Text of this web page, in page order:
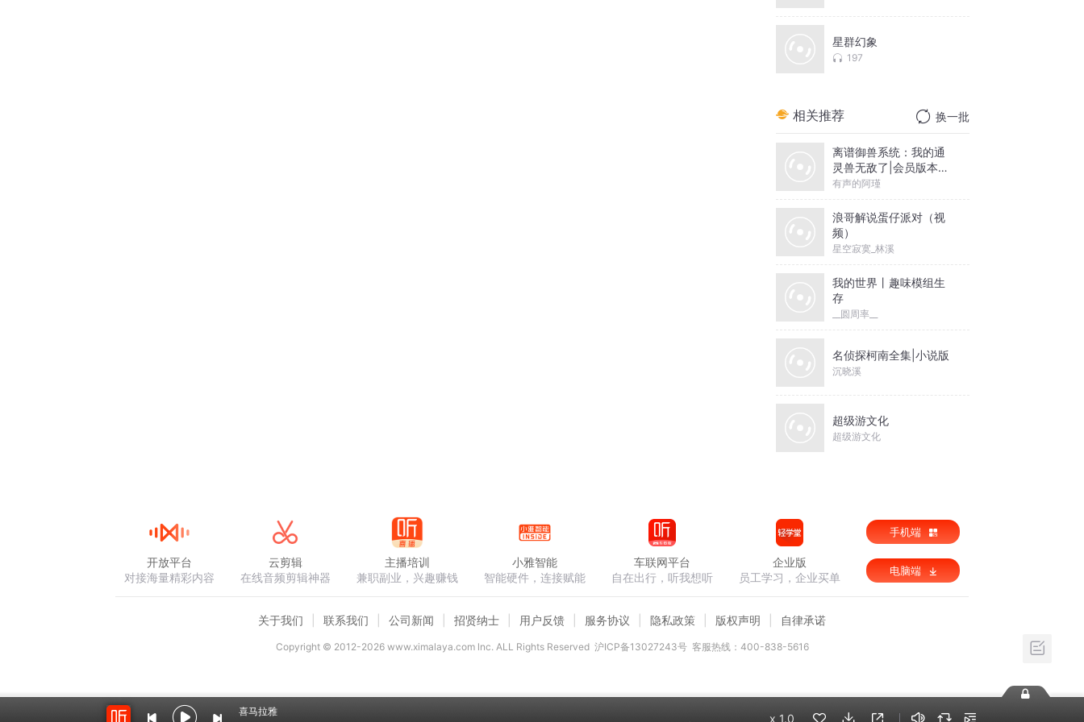
星群幻象
197
相关推荐 换一批
离谱御兽系统：我的通
灵兽无敌了|会员版本点
主页收听
有声的阿瑾
浪哥解说蛋仔派对（视
频）
星空寂寞_林溪
我的世界丨趣味模组生
存
__圆周率__
名侦探柯南全集|小说版
沉晓溪
超级游文化
超级游文化
喜马拉雅
x 1.0
开放平台
对接海量精彩内容
云剪辑
在线音频剪辑神器
主播培训
兼职副业，兴趣赚钱
小雅智能
智能硬件，连接赋能
车联网平台
自在出行，听我想听
企业版
员工学习，企业买单
手机端
电脑端
关于我们 联系我们 公司新闻 招贤纳士 用户反馈 服务协议 隐私政策 版权声明 自律承诺
Copyright © 2012-2026www.ximalaya.com lnc. ALL Rights Reserved 沪ICP备13027243号 客服热线：400-838-5616